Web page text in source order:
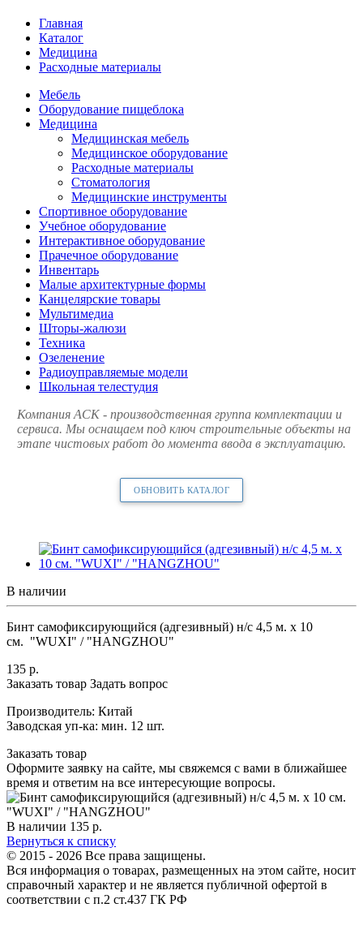
Главная
Каталог
Медицина
Расходные материалы
Мебель
Оборудование пищеблока
Медицина
Медицинская мебель
Медицинское оборудование
Расходные материалы
Стоматология
Медицинские инструменты
Спортивное оборудование
Учебное оборудование
Интерактивное оборудование
Прачечное оборудование
Инвентарь
Малые архитектурные формы
Канцелярские товары
Мультимедиа
Шторы-жалюзи
Техника
Озеленение
Радиоуправляемые модели
Школьная телестудия
Компания АСК - производственная группа комплектации и
сервиса. Мы оснащаем под ключ строительные объекты на
этапе чистовых работ до момента ввода в эксплуатацию.
ОБНОВИТЬ КАТАЛОГ
В наличии
Бинт самофиксирующийся (адгезивный) н/с 4,5 м. х 10
см. "WUXI" / "HANGZHOU"
135 р.
Заказать товар Задать вопрос
Производитель: Китай
Заводская уп-ка: мин. 12 шт.
Заказать товар
Оформите заявку на сайте, мы свяжемся с вами в ближайшее
время и ответим на все интересующие вопросы.
В наличии 135 р.
Вернуться к списку
© 2015 - 2026 Все права защищены.
Вся информация о товарах, размещенных на этом сайте, носит
справочный характер и не является публичной офертой в
соответствии с п.2 ст.437 ГК РФ